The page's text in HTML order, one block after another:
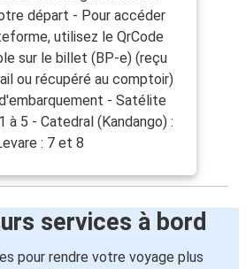
départ - Pour accéder
utilisez le QrCode
sur le billet (BP-e) (reçu
ou récupéré au comptoir)
- Satélite
à 5 - Catedral (Kandango) :
: 7 et 8
services à bord
pour rendre votre voyage plus